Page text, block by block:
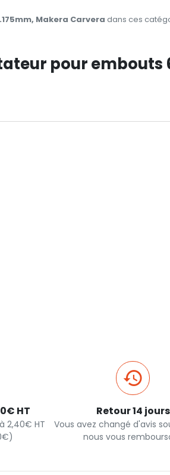
Makera Carvera dans ces
pour embouts
HT
2,40€ HT
Retour 14 jours
Vous avez changé d'avis
nous vous